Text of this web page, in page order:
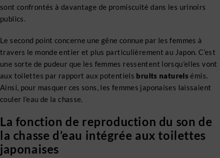
sont confrontés à davantage de promiscuité dans les urinoirs
publics.
Le second point concerne une gêne connue par les femmes à
travers le monde entier et plus particulièrement au Japon. C’est
une sorte de pudeur que les femmes ressentent lorsqu’elles vont
aux toilettes par rapport aux potentiels bruits naturels émis.
Ainsi, pour masquer ces sons, les femmes japonaises laissaient
couler l’eau de la chasse.
La fonction de reproduction du son de
la chasse d’eau intégrée aux toilettes
japonaises